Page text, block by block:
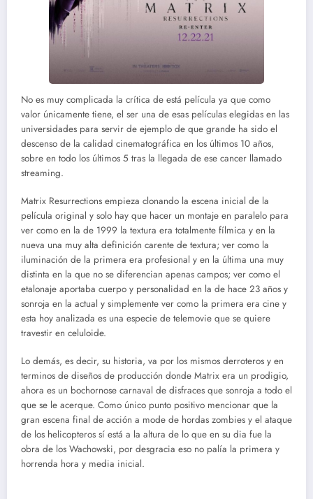
No es muy complicada la crítica de está película ya que como
valor únicamente tiene, el ser una de esas películas elegidas en las
universidades para servir de ejemplo de que grande ha sido el
descenso de la calidad cinematográfica en los últimos 10 años,
sobre en todo los últimos 5 tras la llegada de ese cancer llamado
streaming.
Matrix Resurrections empieza clonando la escena inicial de la
película original y solo hay que hacer un montaje en paralelo para
ver como en la de 1999 la textura era totalmente fílmica y en la
nueva una muy alta definición carente de textura; ver como la
iluminación de la primera era profesional y en la última una muy
distinta en la que no se diferencian apenas campos; ver como el
etalonaje aportaba cuerpo y personalidad en la de hace 23 años y
sonroja en la actual y simplemente ver como la primera era cine y
esta hoy analizada es una especie de telemovie que se quiere
travestir en celuloide.
Lo demás, es decir, su historia, va por los mismos derroteros y en
terminos de diseños de producción donde Matrix era un prodigio,
ahora es un bochornose carnaval de disfraces que sonroja a todo el
que se le acerque. Como único punto positivo mencionar que la
gran escena final de acción a mode de hordas zombies y el ataque
de los helicopteros sí está a la altura de lo que en su dia fue la
obra de los Wachowski, por desgracia eso no palía la primera y
horrenda hora y media inicial.